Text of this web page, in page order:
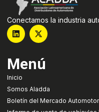
Conectamos la industria
Menú
Inicio
Somos Aladda
Boletín del Mercado